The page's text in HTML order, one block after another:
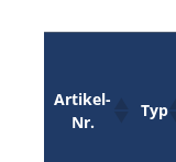
Artikel-
Nr.
Typ